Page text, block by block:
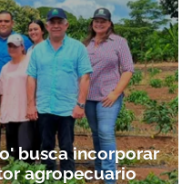
busca incorporar
agropecuario